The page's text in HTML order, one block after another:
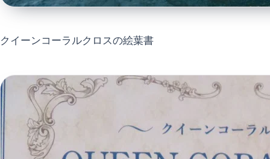
クイーンコーラルクロスの絵葉書